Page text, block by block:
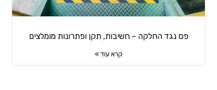
פס נגד החלקה – חשיבות, תקן ופתרונות מומלצים
קרא עוד »